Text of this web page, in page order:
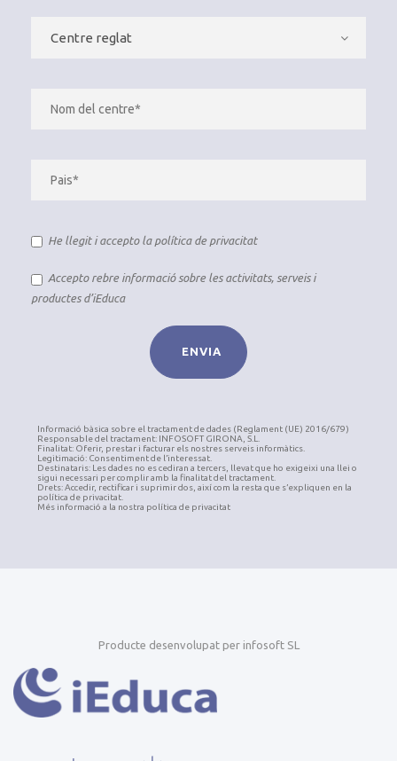
He llegit i accepto la política de privacitat
Accepto rebre informació sobre les activitats, serveis i
productes d’iEduca
Informació bàsica sobre el tractament de dades (Reglament (UE) 2016/679)
Responsable del tractament: INFOSOFT GIRONA, S.L.
Finalitat: Oferir, prestar i facturar els nostres serveis informàtics.
Legitimació: Consentiment de l’interessat.
Destinataris: Les dades no es cediran a tercers, llevat que ho exigeixi una llei o
sigui necessari per complir amb la finalitat del tractament.
Drets: Accedir, rectificar i suprimir dos, així com la resta que s’expliquen en la
política de privacitat.
Més informació a la nostra política de privacitat
Producte desenvolupat per infosoft SL